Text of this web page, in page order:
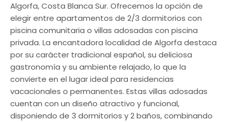
Algorfa, Costa Blanca Sur. Ofrecemos la opción de
elegir entre apartamentos de 2/3 dormitorios con
piscina comunitaria o villas adosadas con piscina
privada. La encantadora localidad de Algorfa destaca
por su carácter tradicional español, su deliciosa
gastronomía y su ambiente relajado, lo que la
convierte en el lugar ideal para residencias
vacacionales o permanentes. Estas villas adosadas
cuentan con un diseño atractivo y funcional,
disponiendo de 3 dormitorios y 2 baños, combinando